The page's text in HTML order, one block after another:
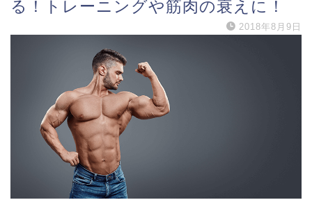
る！トレーニングや筋肉の衰えに！
2018年8月9日